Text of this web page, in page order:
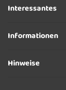
Interessantes
Informationen
Hinweise